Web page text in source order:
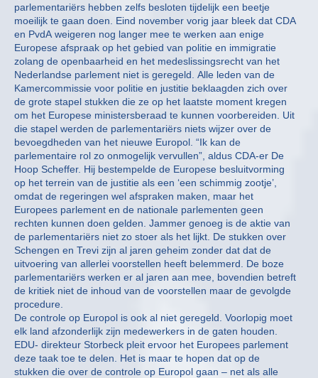
parlementariërs hebben zelfs besloten tijdelijk een beetje
moeilijk te gaan doen. Eind november vorig jaar bleek dat CDA
en PvdA weigeren nog langer mee te werken aan enige
Europese afspraak op het gebied van politie en immigratie
zolang de openbaarheid en het medeslissingsrecht van het
Nederlandse parlement niet is geregeld. Alle leden van de
Kamercommissie voor politie en justitie beklaagden zich over
de grote stapel stukken die ze op het laatste moment kregen
om het Europese ministersberaad te kunnen voorbereiden. Uit
die stapel werden de parlementariërs niets wijzer over de
bevoegdheden van het nieuwe Europol. “Ik kan de
parlementaire rol zo onmogelijk vervullen”, aldus CDA-er De
Hoop Scheffer. Hij bestempelde de Europese besluitvorming
op het terrein van de justitie als een ‘een schimmig zootje’,
omdat de regeringen wel afspraken maken, maar het
Europees parlement en de nationale parlementen geen
rechten kunnen doen gelden. Jammer genoeg is de aktie van
de parlementariërs niet zo stoer als het lijkt. De stukken over
Schengen en Trevi zijn al jaren geheim zonder dat dat de
uitvoering van allerlei voorstellen heeft belemmerd. De boze
parlementariërs werken er al jaren aan mee, bovendien betreft
de kritiek niet de inhoud van de voorstellen maar de gevolgde
procedure.
De controle op Europol is ook al niet geregeld. Voorlopig moet
elk land afzonderlijk zijn medewerkers in de gaten houden.
EDU- direkteur Storbeck pleit ervoor het Europees parlement
deze taak toe te delen. Het is maar te hopen dat op de
stukken die over de controle op Europol gaan – net als alle